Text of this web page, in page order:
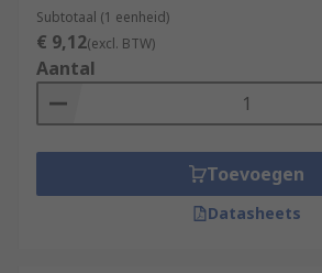
Subtotaal (1 eenheid)
€ 9,12(excl. BTW)
Aantal
Toevoegen
Datasheets